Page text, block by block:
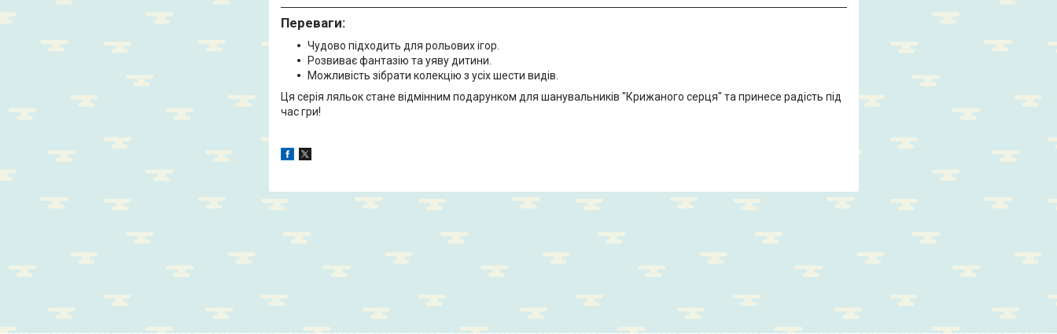
Переваги:
Чудово підходить для рольових ігор.
Розвиває фантазію та уяву дитини.
Можливість зібрати колекцію з усіх шести видів.
Ця серія ляльок стане відмінним подарунком для шанувальників "Крижаного серця" та принесе радість під
час гри!